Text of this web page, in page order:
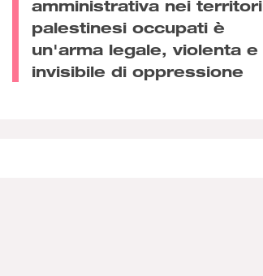
amministrativa nei territori
palestinesi occupati è
un'arma legale, violenta e
invisibile di oppressione